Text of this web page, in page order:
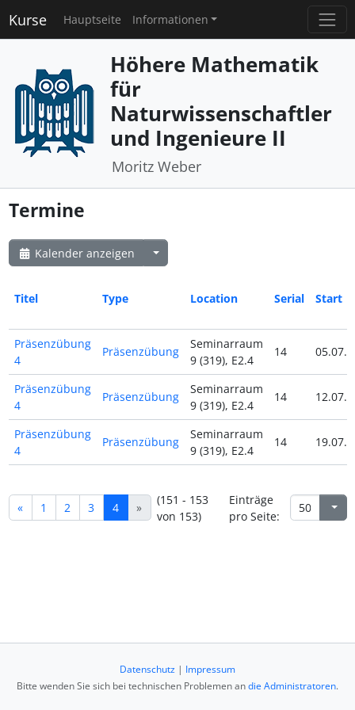
Kurse Hauptseite Informationen
Höhere Mathematik
für
Naturwissenschaftler
und Ingenieure II
Moritz Weber
Termine
Kalender anzeigen
Titel Type Location Serial Start
Präsenzübung
4
Präsenzübung
Seminarraum
9 (319), E2.4
14
Präsenzübung
4
Präsenzübung
Seminarraum
9 (319), E2.4
14
Präsenzübung
4
Präsenzübung
Seminarraum
9 (319), E2.4
14
« 1 2 3 4 »
(151 - 153
von 153)
Einträge
pro Seite:
Datenschutz | Impressum
Bitte wenden Sie sich bei technischen Problemen andie Administratoren.